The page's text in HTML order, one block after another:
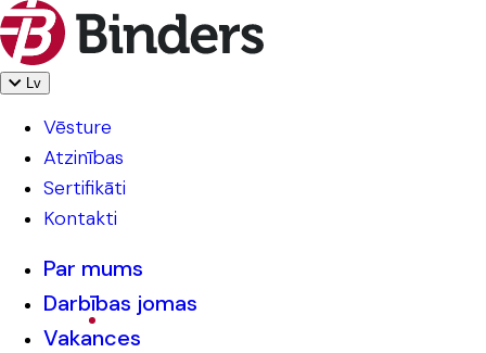
Lv
Vēsture
Atzinības
Sertifikāti
Kontakti
Par mums
Darbības jomas
Vakances